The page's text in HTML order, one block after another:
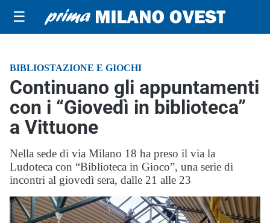
☰
BIBLIOSTAZIONE E GIOCHI
Continuano gli appuntamenti
con i “Giovedì in biblioteca”
a Vittuone
Nella sede di via Milano 18 ha preso il via la
Ludoteca con “Biblioteca in Gioco”, una serie di
incontri al giovedì sera, dalle 21 alle 23